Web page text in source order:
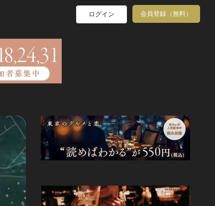
ログイン 会員登録（無料）